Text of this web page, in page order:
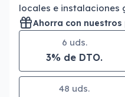
locales e instalaciones
Ahorra con
6 uds.
3% de DTO.
48 uds.